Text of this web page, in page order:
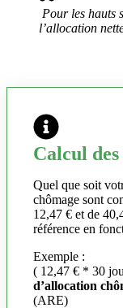
Pour les hauts
l’allocation
Calcul
Quel que soit
chômage sont
12,47 € et de
référence en
Exemple :
( 12,47 € * 30
d’allocation
(ARE)